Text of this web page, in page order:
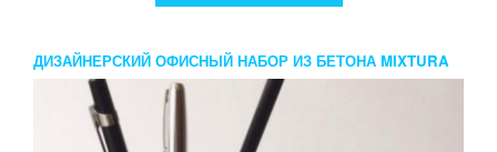
ДИЗАЙНЕРСКИЙ ОФИСНЫЙ НАБОР ИЗ БЕТОНА MIXTURA